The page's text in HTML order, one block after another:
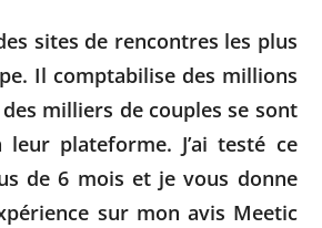
sites de rencontres les plus
Il comptabilise des millions
milliers de couples se sont
plateforme. J’ai testé ce
de 6 mois et je vous donne
sur mon avis Meetic